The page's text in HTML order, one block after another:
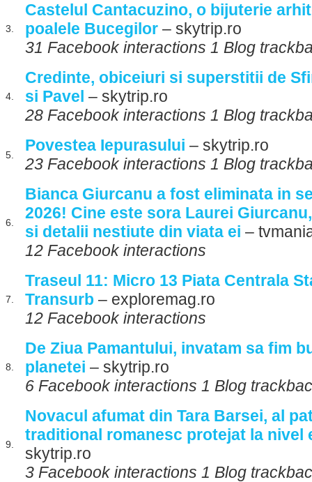
3.
Castelul Cantacuzino, o bijuterie
poalele Bucegilor – skytrip.ro
31 Facebook interactions 1 Blog
4.
Credinte, obiceiuri si superstitii de
si Pavel – skytrip.ro
28 Facebook interactions 1 Blog
5.
Povestea Iepurasului – skytrip.ro
23 Facebook interactions 1 Blog
6.
Bianca Giurcanu a fost eliminata in
2026! Cine este sora Laurei
si detalii nestiute din viata ei –
12 Facebook interactions
7.
Traseul 11: Micro 13 Piata Centrala
Transurb – exploremag.ro
12 Facebook interactions
8.
De Ziua Pamantului, invatam sa fim
planetei – skytrip.ro
6 Facebook interactions 1 Blog
9.
Novacul afumat din Tara Barsei, al
traditional romanesc protejat la nivel
skytrip.ro
3 Facebook interactions 1 Blog